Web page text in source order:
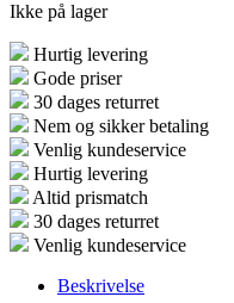
Ikke på lager
Hurtig levering
Gode priser
30 dages returret
Nem og sikker betaling
Venlig kundeservice
Hurtig levering
Altid prismatch
30 dages returret
Venlig kundeservice
Beskrivelse